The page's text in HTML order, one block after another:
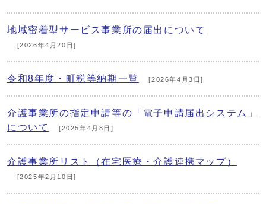
地域密着型サービス事業所の届出について
[2026年4月20日]
令和8年度・町税等納期一覧 [2026年4月3日]
介護事業所の指定申請等の「電子申請届出システム」
について
[2025年4月8日]
介護事業所リスト（在宅医療・介護連携マップ）
[2025年2月10日]